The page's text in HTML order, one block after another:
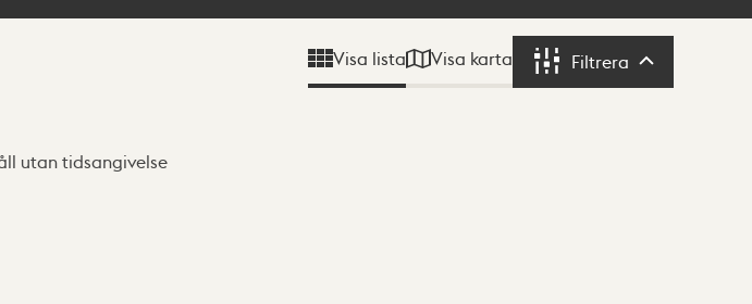
Visa lista Visa karta Filtrera Filtrera
utan tidsangivelse